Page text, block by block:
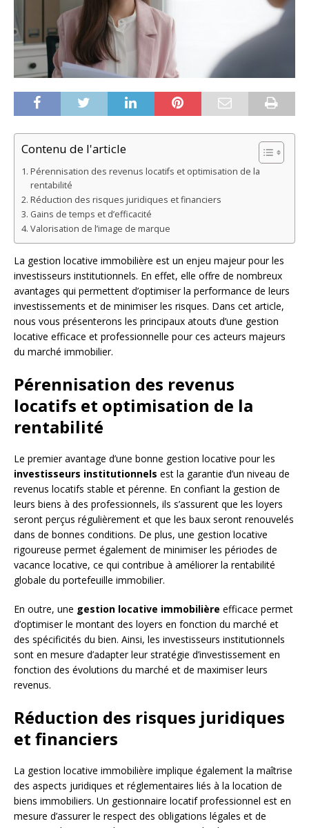
Contenu de l'article
Pérennisation des revenus locatifs et optimisation de la
rentabilité
Réduction des risques juridiques et financiers
Gains de temps et d’efficacité
Valorisation de l’image de marque
La gestion locative immobilière est un enjeu majeur pour les
investisseurs institutionnels. En effet, elle offre de nombreux
avantages qui permettent d’optimiser la performance de leurs
investissements et de minimiser les risques. Dans cet article,
nous vous présenterons les principaux atouts d’une gestion
locative efficace et professionnelle pour ces acteurs majeurs
du marché immobilier.
Pérennisation des revenus
locatifs et optimisation de la
rentabilité
Le premier avantage d’une bonne gestion locative pour les
investisseurs institutionnels est la garantie d’un niveau de
revenus locatifs stable et pérenne. En confiant la gestion de
leurs biens à des professionnels, ils s’assurent que les loyers
seront perçus régulièrement et que les baux seront renouvelés
dans de bonnes conditions. De plus, une gestion locative
rigoureuse permet également de minimiser les périodes de
vacance locative, ce qui contribue à améliorer la rentabilité
globale du portefeuille immobilier.
En outre, une gestion locative immobilière efficace permet
d’optimiser le montant des loyers en fonction du marché et
des spécificités du bien. Ainsi, les investisseurs institutionnels
sont en mesure d’adapter leur stratégie d’investissement en
fonction des évolutions du marché et de maximiser leurs
revenus.
Réduction des risques juridiques
et financiers
La gestion locative immobilière implique également la maîtrise
des aspects juridiques et réglementaires liés à la location de
biens immobiliers. Un gestionnaire locatif professionnel est en
mesure d’assurer le respect des obligations légales et de